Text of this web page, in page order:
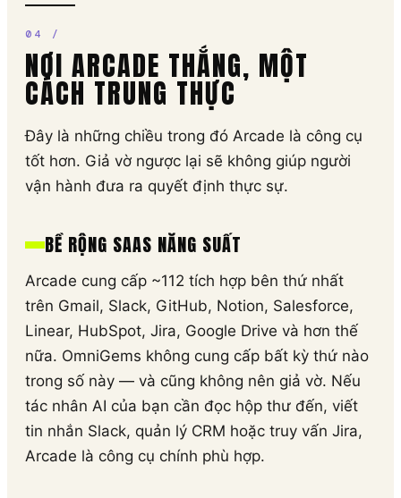
NƠI ARCADE THẮNG, MỘT
CÁCH TRUNG THỰC
Đây là những chiều trong đó Arcade là công cụ
tốt hơn. Giả vờ ngược lại sẽ không giúp người
vận hành đưa ra quyết định thực sự.
BỀ RỘNG SAAS NĂNG SUẤT
Arcade cung cấp ~112 tích hợp bên thứ nhất
trên Gmail, Slack, GitHub, Notion, Salesforce,
Linear, HubSpot, Jira, Google Drive và hơn thế
nữa. OmniGems không cung cấp bất kỳ thứ nào
trong số này — và cũng không nên giả vờ. Nếu
tác nhân AI của bạn cần đọc hộp thư đến, viết
tin nhắn Slack, quản lý CRM hoặc truy vấn Jira,
Arcade là công cụ chính phù hợp.